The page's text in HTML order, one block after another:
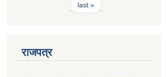
last »
राजपत्र